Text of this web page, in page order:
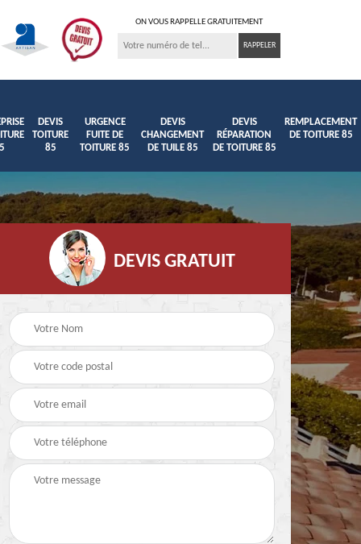
ON VOUS RAPPELLE GRATUITEMENT
DEVIS
TOITURE
85
URGENCE
FUITE DE
TOITURE 85
DEVIS
CHANGEMENT
DE TUILE 85
DEVIS
RÉPARATION
DE TOITURE 85
REMPLACEMENT
DE TOITURE 85
Hydrofuge coloré pour
toiture 85
Démoussage
nettoyage de tuile 85
DEVIS GRATUIT